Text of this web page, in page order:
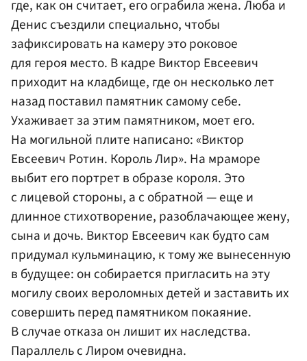
где, как он считает, его ограбила жена. Люба и
Денис съездили специально, чтобы
зафиксировать на камеру это роковое
для героя место. В кадре Виктор Евсеевич
приходит на кладбище, где он несколько лет
назад поставил памятник самому себе.
Ухаживает за этим памятником, моет его.
На могильной плите написано: «Виктор
Евсеевич Ротин. Король Лир». На мраморе
выбит его портрет в образе короля. Это
с лицевой стороны, а с обратной — еще и
длинное стихотворение, разоблачающее жену,
сына и дочь. Виктор Евсеевич как будто сам
придумал кульминацию, к тому же вынесенную
в будущее: он собирается пригласить на эту
могилу своих вероломных детей и заставить их
совершить перед памятником покаяние.
В случае отказа он лишит их наследства.
Параллель с Лиром очевидна.